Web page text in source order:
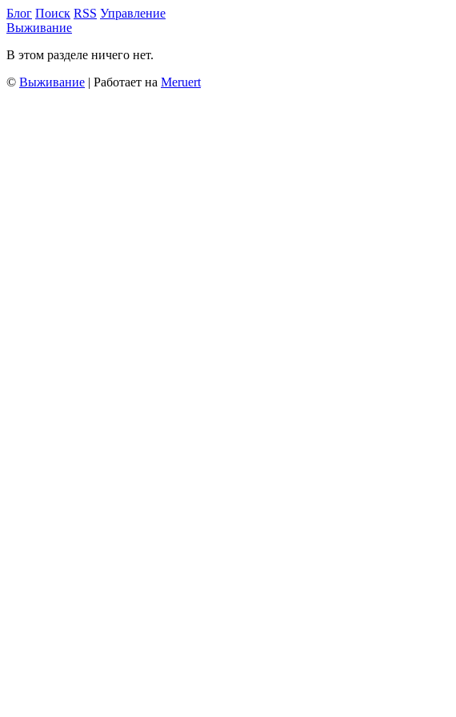
Блог Поиск RSS Управление
Выживание
В этом разделе ничего нет.
© Выживание | Работает на Meruert